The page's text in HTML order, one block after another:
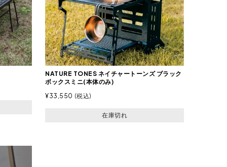
NATURE TONES ネイチャートーンズ ブラック
ボックスミニ(本体のみ)
¥33,550 税込
在庫切れ